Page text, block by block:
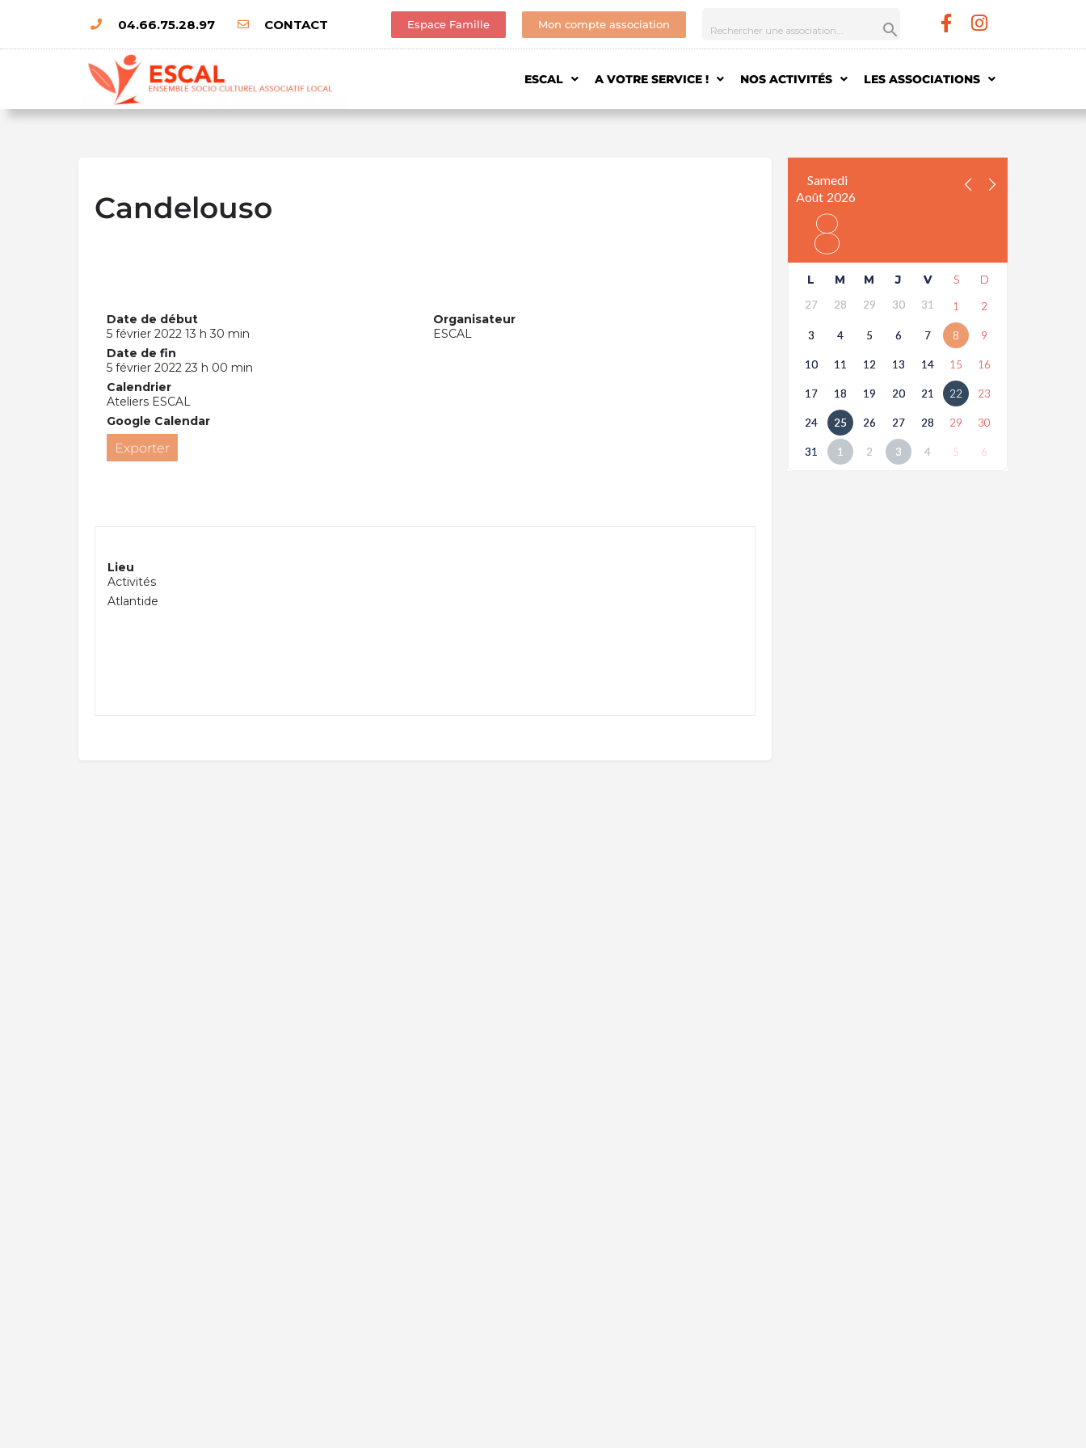
04.66.75.28.97 CONTACT Espace Famille Mon compte association
ESCAL A VOTRE SERVICE ! NOS ACTIVITÉS LES ASSOCIATIONS
Candelouso
Date de début
5 février 2022 13 h 30 min
Date de fin
5 février 2022 23 h 00 min
Calendrier
Ateliers ESCAL
Google Calendar
Exporter
Organisateur
ESCAL
Lieu
Activités
Atlantide
Samedi
Août 2026
8
L M M J V S D
27 28 29 30 31 1 2
3 4 5 6 7 8 9
10 11 12 13 14 15 16
17 18 19 20 21 22 23
24 25 26 27 28 29 30
31 1 2 3 4 5 6